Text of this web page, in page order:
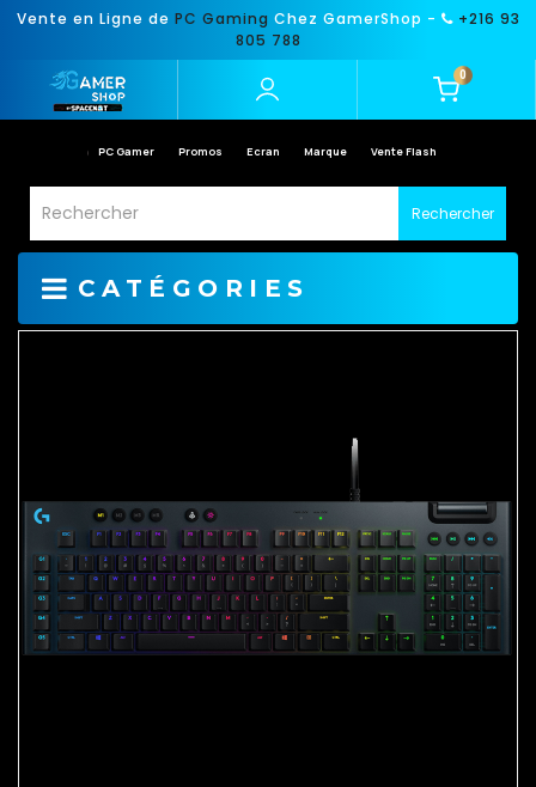
Vente en Ligne de PC Gaming Chez GamerShop -
+216 93
805 788
0
PC Gamer Promos Ecran Marque Vente Flash
Rechercher
CATÉGORIES